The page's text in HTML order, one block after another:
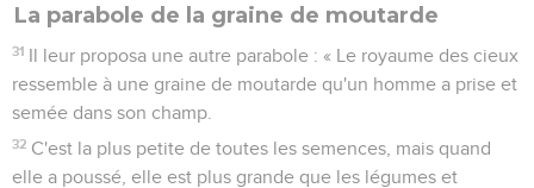
La parabole de la graine de moutarde
31 Il leur proposa une autre parabole : « Le royaume des cieux
ressemble à une graine de moutarde qu'un homme a prise et
semée dans son champ.
32 C'est la plus petite de toutes les semences, mais quand
elle a poussé, elle est plus grande que les légumes et